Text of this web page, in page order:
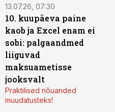
13.07.26, 07:30
10. kuupäeva paine
kaob ja Excel enam ei
sobi: palgaandmed
liiguvad
maksuametisse
jooksvalt
Praktilised nõuanded
muudatusteks!